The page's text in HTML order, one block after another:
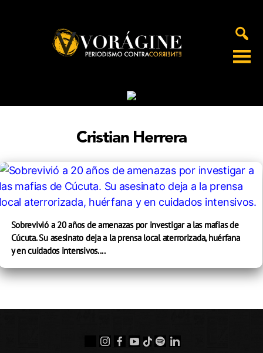
Cristian Herrera
Sobrevivió a 20 años de amenazas por investigar a las mafias de
Cúcuta. Su asesinato deja a la prensa local aterrorizada, huérfana
y en cuidados intensivos....